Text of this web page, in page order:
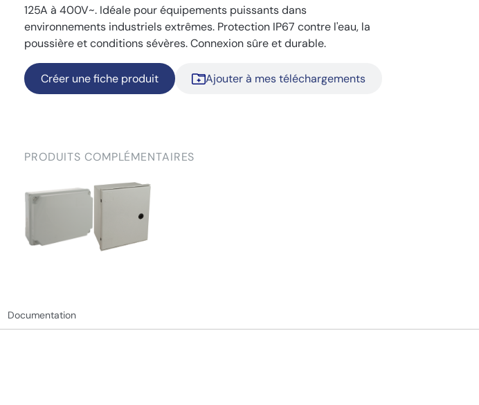
125A à 400V~. Idéale pour équipements puissants dans
environnements industriels extrêmes. Protection IP67 contre l'eau, la
poussière et conditions sévères. Connexion sûre et durable.
Créer une fiche produit Ajouter à mes téléchargements
PRODUITS COMPLÉMENTAIRES
Documentation